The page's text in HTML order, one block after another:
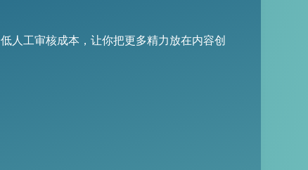
人工审核成本，让你把更多精力放在内容创